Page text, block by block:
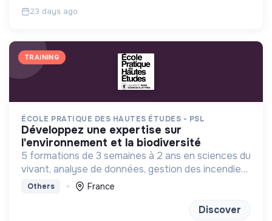
23 days ago
TRAINING
ÉCOLE PRATIQUE DES HAUTES ÉTUDES - PSL
développez une expertise sur
l'environnement et la biodiversité
5 formations de 3 semaines à 2 ans en sciences du
vivant, analyse de données, gestion des incendies
et génétique du paysage.
Others France
Discover